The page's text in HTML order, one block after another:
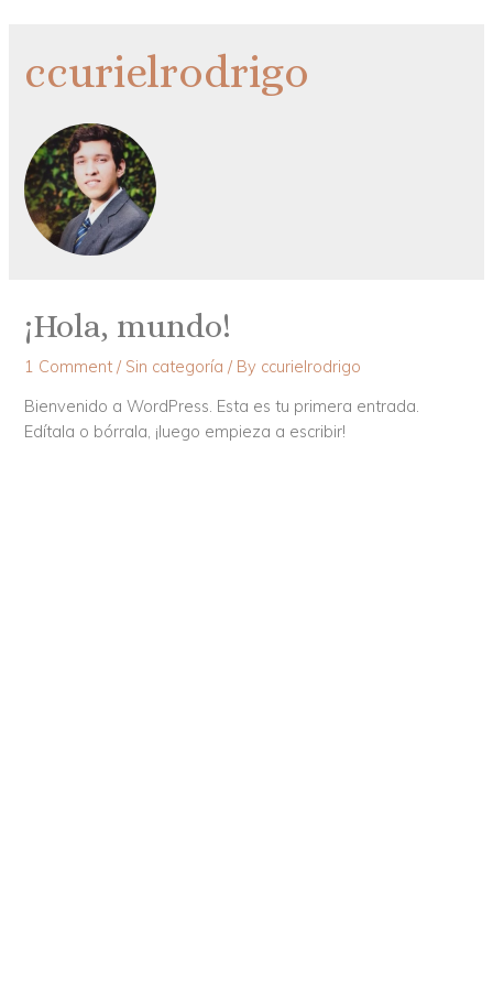
contentccurielrodrigo
¡Hola, mundo!
1 Comment / Sin categoría / By ccurielrodrigo
Bienvenido a WordPress. Esta es tu primera entrada.
Edítala o bórrala, ¡luego empieza a escribir!